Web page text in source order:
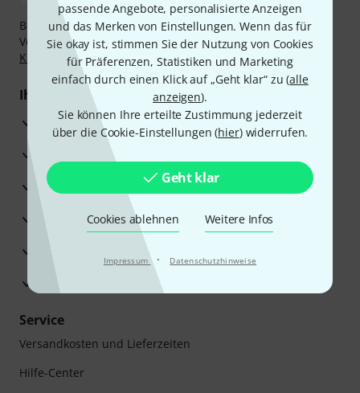
passende Angebote, personalisierte Anzeigen
und das Merken von Einstellungen. Wenn das für
Sie okay ist, stimmen Sie der Nutzung von Cookies
für Präferenzen, Statistiken und Marketing
einfach durch einen Klick auf „Geht klar“ zu (alle
anzeigen).
Sie können Ihre erteilte Zustimmung jederzeit
über die Cookie-Einstellungen (hier) widerrufen.
Geht klar
Cookies ablehnen Weitere Infos
Impressum · Datenschutzhinweise
Bezahlen Sie vertraulich und sicher per Nachnahme,
Vorkasse, PayPal, Amazon Pay,Klarna Sofort bezahlen,
Klarna Ratenzahlungoder Kreditkarte.
Ihre Vorteile
3 Jahre Thomann Garantie
30 Tage Money-Back-Garantie
Reparaturservice
Beratung durch Fachexperten
Zufriedenheitsgarantie
Europas größtes Versandlager
Service
Versandkosten und Lieferzeiten
Hilfe-Center